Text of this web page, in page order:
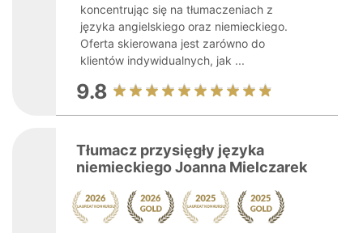
koncentrując się na tłumaczeniach z
języka angielskiego oraz niemieckiego.
Oferta skierowana jest zarówno do
klientów indywidualnych, jak ...
9.8
Tłumacz przysięgły języka
niemieckiego Joanna Mielczarek